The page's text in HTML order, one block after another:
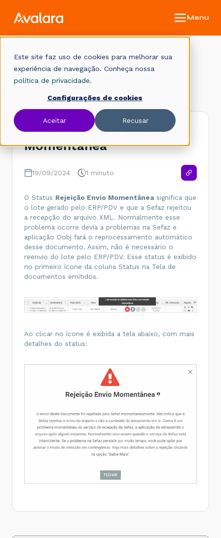
Este site faz uso de cookies para melhorar sua
experiência de navegação. Conheça nossa
política de privacidade.
Configurações de cookies
Aceitar Recusar
Manual do Monitor
Status Rejeição Envio
Momentânea
19/09/2024 1 minuto
O Status Rejeição Envio Momentânea significa que
o lote gerado pelo ERP/PDV e que a Sefaz rejeitou
a recepção do arquivo XML. Normalmente esse
problema ocorre devia a problemas na Sefaz e
aplicação Oobj fará o reprocessamento automático
desse documento. Assim, não é necessário o
reenvio do lote pelo ERP/PDV. Esse status é exibido
no primeiro ícone da coluna Status na Tela de
documentos emitidos.
Ao clicar no ícone é exibida a tela abaixo, com mais
detalhes do status: